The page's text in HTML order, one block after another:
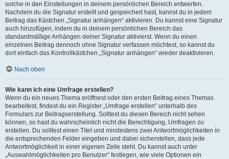
solche in den Einstellungen in deinem persönlichen Bereich entwerfen.
Nachdem du die Signatur erstellt und gespeichert hast, kannst du in jedem
Beitrag das Kästchen „Signatur anhängen“ aktivieren. Du kannst eine Signatur
auch hinzufügen, indem du in deinem persönlichen Bereich das
standardmäßige Anhängen deiner Signatur aktivierst. Wenn du einen
einzelnen Beitrag dennoch ohne Signatur verfassen möchtest, so kannst du
dort einfach das Kontrollkästchen „Signatur anhängen“ wieder deaktivieren.
Nach oben
Wie kann ich eine Umfrage erstellen?
Wenn du ein neues Thema eröffnest oder den ersten Beitrag eines Themas
bearbeitest, findest du ein Register „Umfrage erstellen“ unterhalb des
Formulars zur Beitragserstellung. Solltest du diesen Bereich nicht sehen
können, so hast du wahrscheinlich nicht die Berechtigung, Umfragen zu
erstellen. Du solltest einen Titel und mindestens zwei Antwortmöglichkeiten in
die entsprechenden Felder eingeben und dabei sicherstellen, dass jede
Antwortmöglichkeit in einer eigenen Zeile steht. Du kannst auch unter
„Auswahlmöglichkeiten pro Benutzer“ festlegen, wie viele Optionen ein